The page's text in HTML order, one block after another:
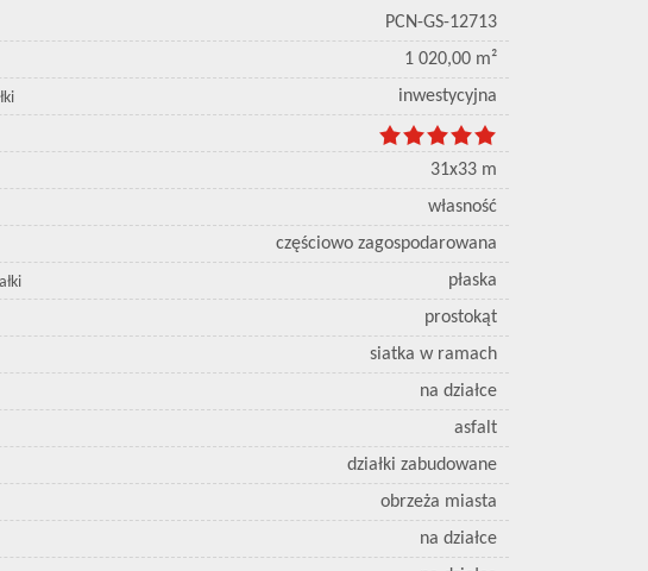
PCN-GS-12713
1 020,00 m²
inwestycyjna
31x33 m
własność
częściowo zagospodarowana
płaska
prostokąt
siatka w ramach
na działce
asfalt
działki zabudowane
obrzeża miasta
na działce